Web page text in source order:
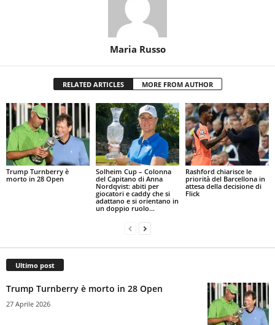
Maria Russo
RELATED ARTICLES MORE FROM AUTHOR
Trump Turnberry è
morto in 28 Open
Solheim Cup – Colonna
del Capitano di Anna
Nordqvist: abiti per
giocatori e caddy che si
adattano e si orientano in
un doppio ruolo...
Rashford chiarisce le
priorità del Barcellona in
attesa della decisione di
Flick
Ultimo post
Trump Turnberry è morto in 28 Open
27 Aprile 2026